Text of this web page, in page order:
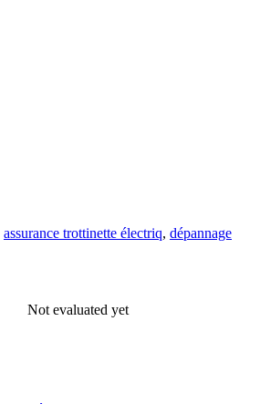
assurance trottinette électriq, dépannage
Not evaluated yet